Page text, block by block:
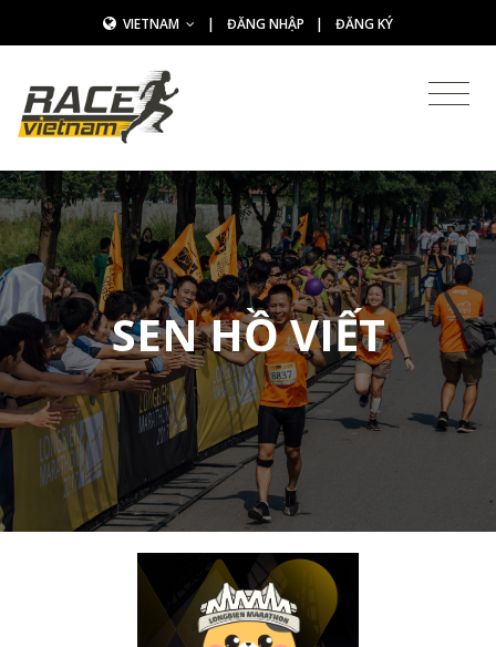
VIETNAM | ĐĂNG NHẬP | ĐĂNG KÝ
SEN HỒ VIẾT